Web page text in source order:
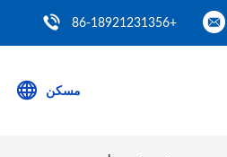
+86-18921231356
مسكن